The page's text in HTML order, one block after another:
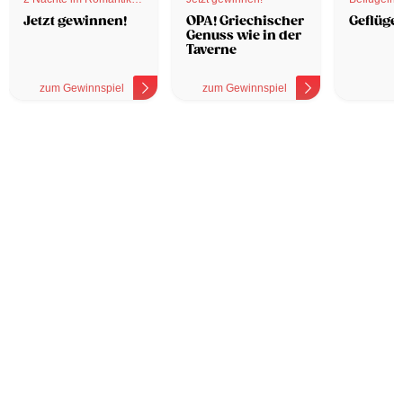
Hotel
Jetzt gewinnen!
zum Gewinnspiel
OPA! Griechischer
Genuss wie in der
Taverne
zum Gewinnspiel